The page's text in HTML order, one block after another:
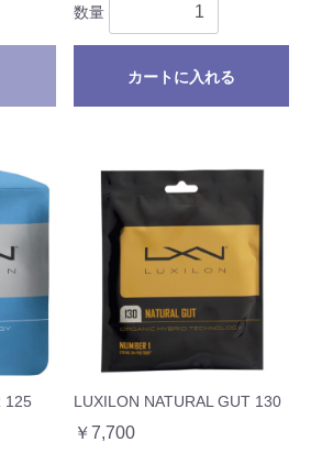
数量
カートに入れる
125
LUXILON NATURAL GUT 130
￥7,700